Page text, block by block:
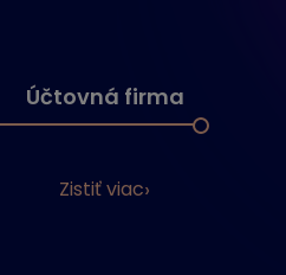
Účtovná firma
Zistiť viac